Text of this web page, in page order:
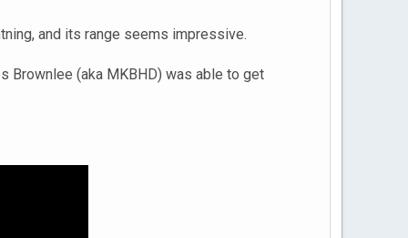
and its range seems impressive.
Brownlee (aka MKBHD) was able to get